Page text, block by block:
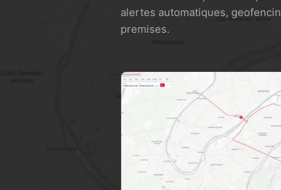
alertes automatiques,
premises.